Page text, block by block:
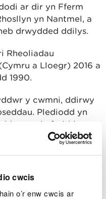
cwcis
o’r enw cwcis ar
ar dir yn Fferm
yn Nantmel, a
drwydded ddilys.
Rheoliadau
a Lloegr) 2016 a
1990.
y cwmni, ddirwy
Plediodd yn
anghyfreithlon y
neu i esgeuluso ei
â nhw, rhwng mis
Rees dalu gordal